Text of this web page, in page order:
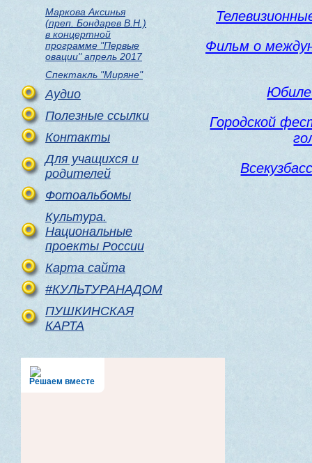
Маркова Аксинья
(преп. Бондарев В.Н.)
в концертной
программе "Первые
овации" апрель 2017
Спектакль "Миряне"
Аудио
Полезные ссылки
Контакты
Для учащихся и
родителей
Фотоальбомы
Культура.
Национальные
проекты России
Карта сайта
#КУЛЬТУРАНАДОМ
ПУШКИНСКАЯ
КАРТА
Решаем вместе
Фильм о
Городской